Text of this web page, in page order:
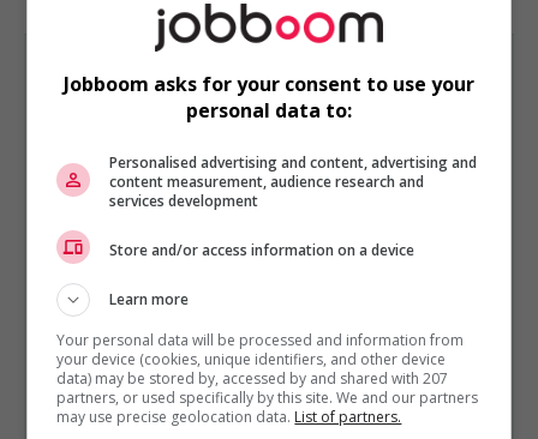
CONSTRUCTION, PRODUCTION ET MANUTENTION
EST PRÉSENTÉ PAR
Nortera Brossard, Québec
Autres offres de l'entreprise
Cariste production, de soir
Mécanicien industriel de fin de semaine de nuit
Cariste frigorifique de nuit
Opérateur-cariste à la production (quart de nuit)
Superviseur à l'emballage de soir
Journalier de production temporaire
Jobboom asks for your consent to use your
personal data to:
Personalised advertising and content, advertising and
content measurement, audience research and
services development
Store and/or access information on a device
Learn more
Your personal data will be processed and information from
your device (cookies, unique identifiers, and other device
data) may be stored by, accessed by and shared with 207
partners, or used specifically by this site. We and our partners
may use precise geolocation data. List of partners.